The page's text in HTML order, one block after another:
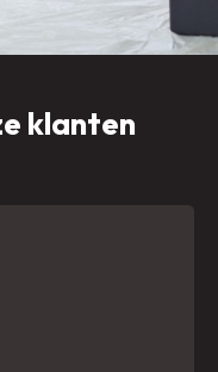
klanten